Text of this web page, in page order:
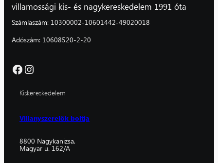
villamossági kis- és nagykereskedelem 1991 óta
Számlaszám: 10300002-10601442-49020018
Adószám: 10608520-2-20
Facebook Instagram
Kiskereskedelem
Villanyszerelők boltja
8800 Nagykanizsa,
Magyar u. 162/A